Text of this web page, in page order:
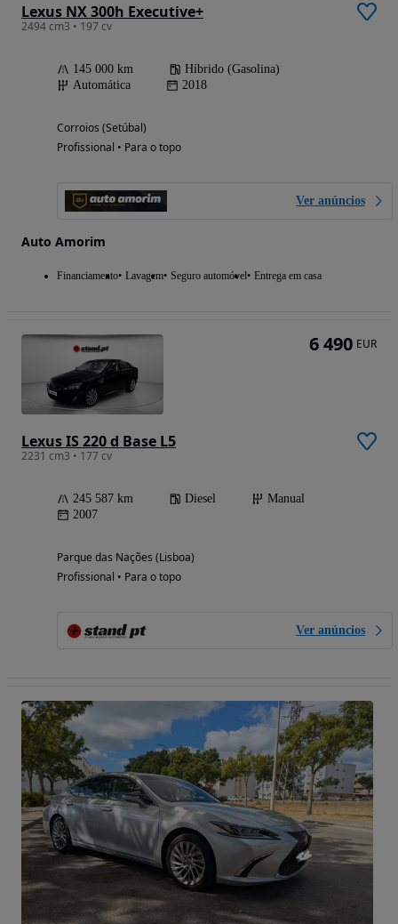
Lexus NX 300h Executive+
2494 cm3 • 197 cv
145 000 km
Híbrido (Gasolina)
Automática
2018
Corroios (Setúbal)
Profissional • Para o topo
Ver anúncios
Auto Amorim
Financiamento Lavagem Seguro automóvel Entrega em casa
Lexus IS 220 d Base L5
2231 cm3 • 177 cv
245 587 km Diesel
Manual
2007
Parque das Nações (Lisboa)
Profissional • Para o topo
Ver anúncios
6 490 EUR